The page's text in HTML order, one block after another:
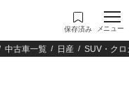
保存済み メニュー
中古車一覧 日産 SUV・クロ